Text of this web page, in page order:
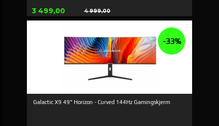
Tilbud
3 499,00 4 999,00
Rabatt
Galactic X9 49" Horizon - Curved 144Hz Gamingskjerm
-33%